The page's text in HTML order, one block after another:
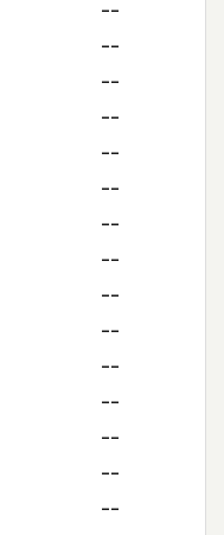
--
--
--
--
--
--
--
--
--
--
--
--
--
--
--